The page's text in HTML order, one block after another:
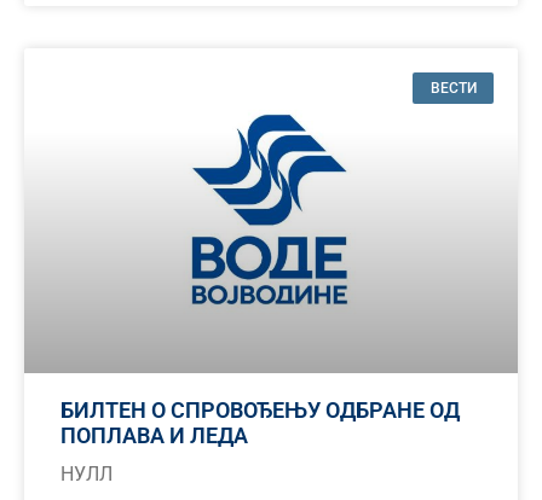
ВЕСТИ
БИЛТЕН О СПРОВОЂЕЊУ ОДБРАНЕ ОД
ПОПЛАВА И ЛЕДА
НУЛЛ